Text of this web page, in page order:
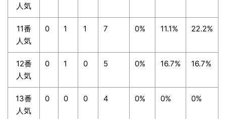
人気
11番
人気
0 1 1 7 0% 11.1% 22.2%
12番
人気
0 1 0 5 0% 16.7% 16.7%
13番
人気
0 0 0 4 0% 0% 0%